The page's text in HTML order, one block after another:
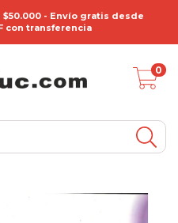
$50.000 - Envío gratis desde
con transferencia
0